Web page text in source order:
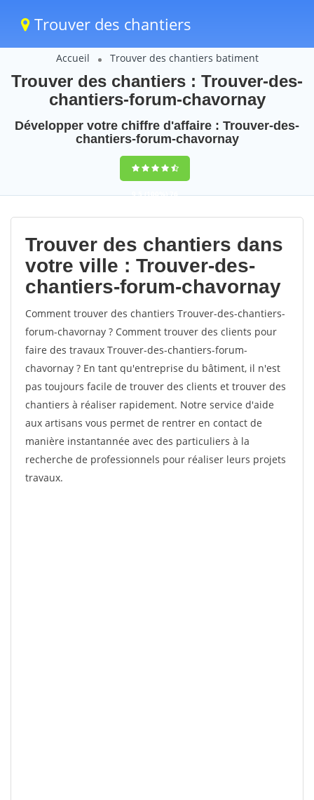
Trouver des chantiers
Accueil Trouver des chantiers batiment
Trouver des chantiers : Trouver-des-
chantiers-forum-chavornay
Développer votre chiffre d'affaire : Trouver-des-
chantiers-forum-chavornay
9,5(100%)76
votes
Trouver des chantiers dans
votre ville : Trouver-des-
chantiers-forum-chavornay
Comment trouver des chantiers Trouver-des-chantiers-
forum-chavornay ? Comment trouver des clients pour
faire des travaux Trouver-des-chantiers-forum-
chavornay ? En tant qu'entreprise du bâtiment, il n'est
pas toujours facile de trouver des clients et trouver des
chantiers à réaliser rapidement. Notre service d'aide
aux artisans vous permet de rentrer en contact de
manière instantannée avec des particuliers à la
recherche de professionnels pour réaliser leurs projets
travaux.